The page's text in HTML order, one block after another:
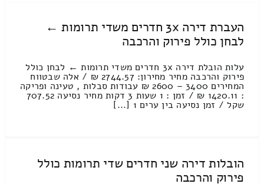
העברת דירה 3x חדרים משדי תרומות ←
לבחן כולל פירוק והרכבה
עלות הובלת דירה 3x חדרים משדי תרומות ← לבחן כולל
פירוק והרכבה מחיר מחירון: 2744.57 ₪ / אלה שבטווח
המחירים 3400 – 2600 ₪ עבודות סבלות , טעינה ופריקה
: 1420.11 ₪ / זמן : 1 שעות 3 דקות מחיר נסיעה 707.52
שקל / זמן נסיעה בין ערים 1 [...]
הובלות דירה שני חדרים שדי תרומות כולל
פירוק והרכבה